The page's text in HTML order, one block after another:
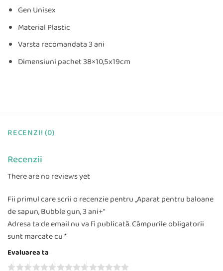
Gen Unisex
Material Plastic
Varsta recomandata 3 ani
Dimensiuni pachet 38×10,5x19cm
RECENZII (0)
Recenzii
There are no reviews yet
Fii primul care scrii o recenzie pentru „Aparat pentru baloane
de sapun, Bubble gun, 3 ani+”
Adresa ta de email nu va fi publicată.Câmpurile obligatorii
sunt marcate cu*
Evaluarea ta